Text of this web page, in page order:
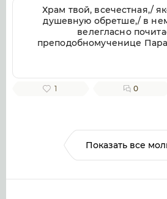
Храм твой, всечестная,/
душевную обретше,/ в
велегласно
преподобномученице
1 0
Показать все